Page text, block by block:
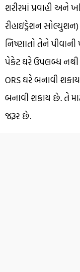
શરીરમાં પ્રવાહી અને
રીહાઇડ્રેશન
નિષ્ણાતો તેને
પેકેટ ઘરે ઉપલબ્ધ નથી
ORS ઘરે બનાવી
બનાવી શકાય છે. તે
જરૂર છે.